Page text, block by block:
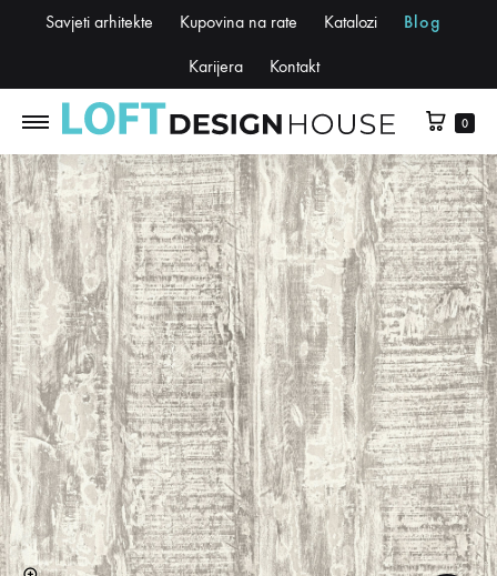
Savjeti arhitekte Kupovina na rate Katalozi Blog
Karijera Kontakt
0